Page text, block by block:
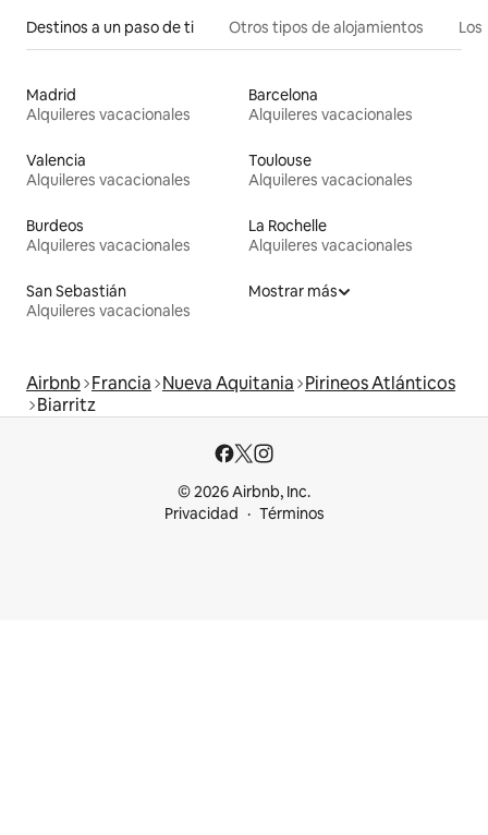
Destinos a un paso de ti Otros tipos de alojamientos
Madrid
Alquileres vacacionales
Barcelona
Alquileres vacacionales
Valencia
Alquileres vacacionales
Toulouse
Alquileres vacacionales
Burdeos
Alquileres vacacionales
La Rochelle
Alquileres vacacionales
San Sebastián
Alquileres vacacionales
Mostrar más
Airbnb Francia Nueva Aquitania Pirineos Atlánticos
Biarritz
© 2026 Airbnb, Inc.
Privacidad
Términos